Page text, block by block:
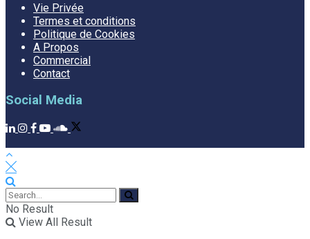
Vie Privée
Termes et conditions
Politique de Cookies
A Propos
Commercial
Contact
Social Media
No Result
View All Result